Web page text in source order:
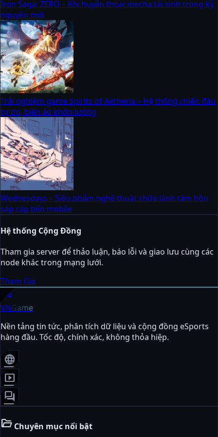
Iron Saga: ZERO – Khi huyền thoại mecha tái sinh trong kỷ
nguyên mới
Trải nghiệm game Spirits of Aetheria – Hệ thống chiến đấu
tự do, biến ảo khôn lường
Wednesdays – Siêu phẩm nghệ thuật chữa lành tâm hồn
sắp cập bến mobile
Hệ thống Cộng Đồng
Tham gia server để thảo luận, báo lỗi và giao lưu cùng các
node khác trong mạng lưới.
Tham Gia
sports_esports
VNGame
Nền tảng tin tức, phân tích dữ liệu và cộng đồng eSports
hàng đầu. Tốc độ, chính xác, không thỏa hiệp.
language
smart_display
forum
folder_open Chuyên mục nổi bật